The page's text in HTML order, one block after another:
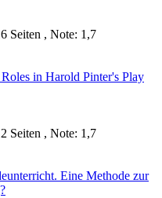
Seiten , Note: 1,7
in Harold Pinter's Play
Seiten , Note: 1,7
Eine Methode zur